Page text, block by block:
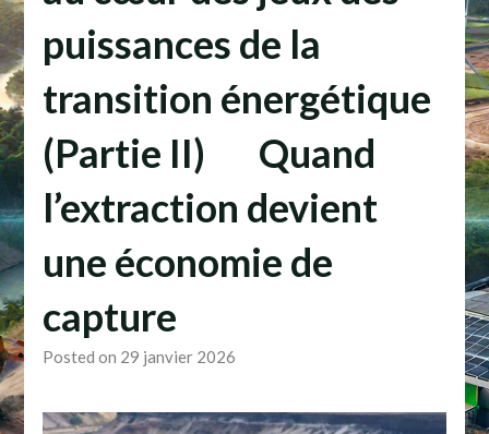
puissances de la
transition énergétique
(Partie II) Quand
l’extraction devient
une économie de
capture
Posted on 29 janvier 2026